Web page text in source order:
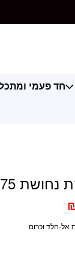
חד פעמי
75 גרם
אל-חלד וכרום